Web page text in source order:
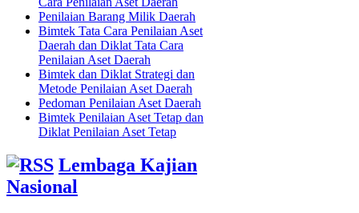
Penilaian Barang Milik Daerah
Bimtek Tata Cara Penilaian Aset
Daerah dan Diklat Tata Cara
Penilaian Aset Daerah
Bimtek dan Diklat Strategi dan
Metode Penilaian Aset Daerah
Pedoman Penilaian Aset Daerah
Bimtek Penilaian Aset Tetap dan
Diklat Penilaian Aset Tetap
Lembaga Kajian
Nasional